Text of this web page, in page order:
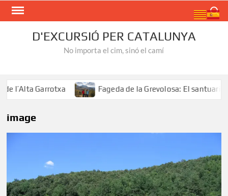
Skip
D'EXCURSIÓ PER CATALUNYA
No importa el cim, sinó el camí
Garrotxa Fageda de la Grevolosa: El santuari dels
image